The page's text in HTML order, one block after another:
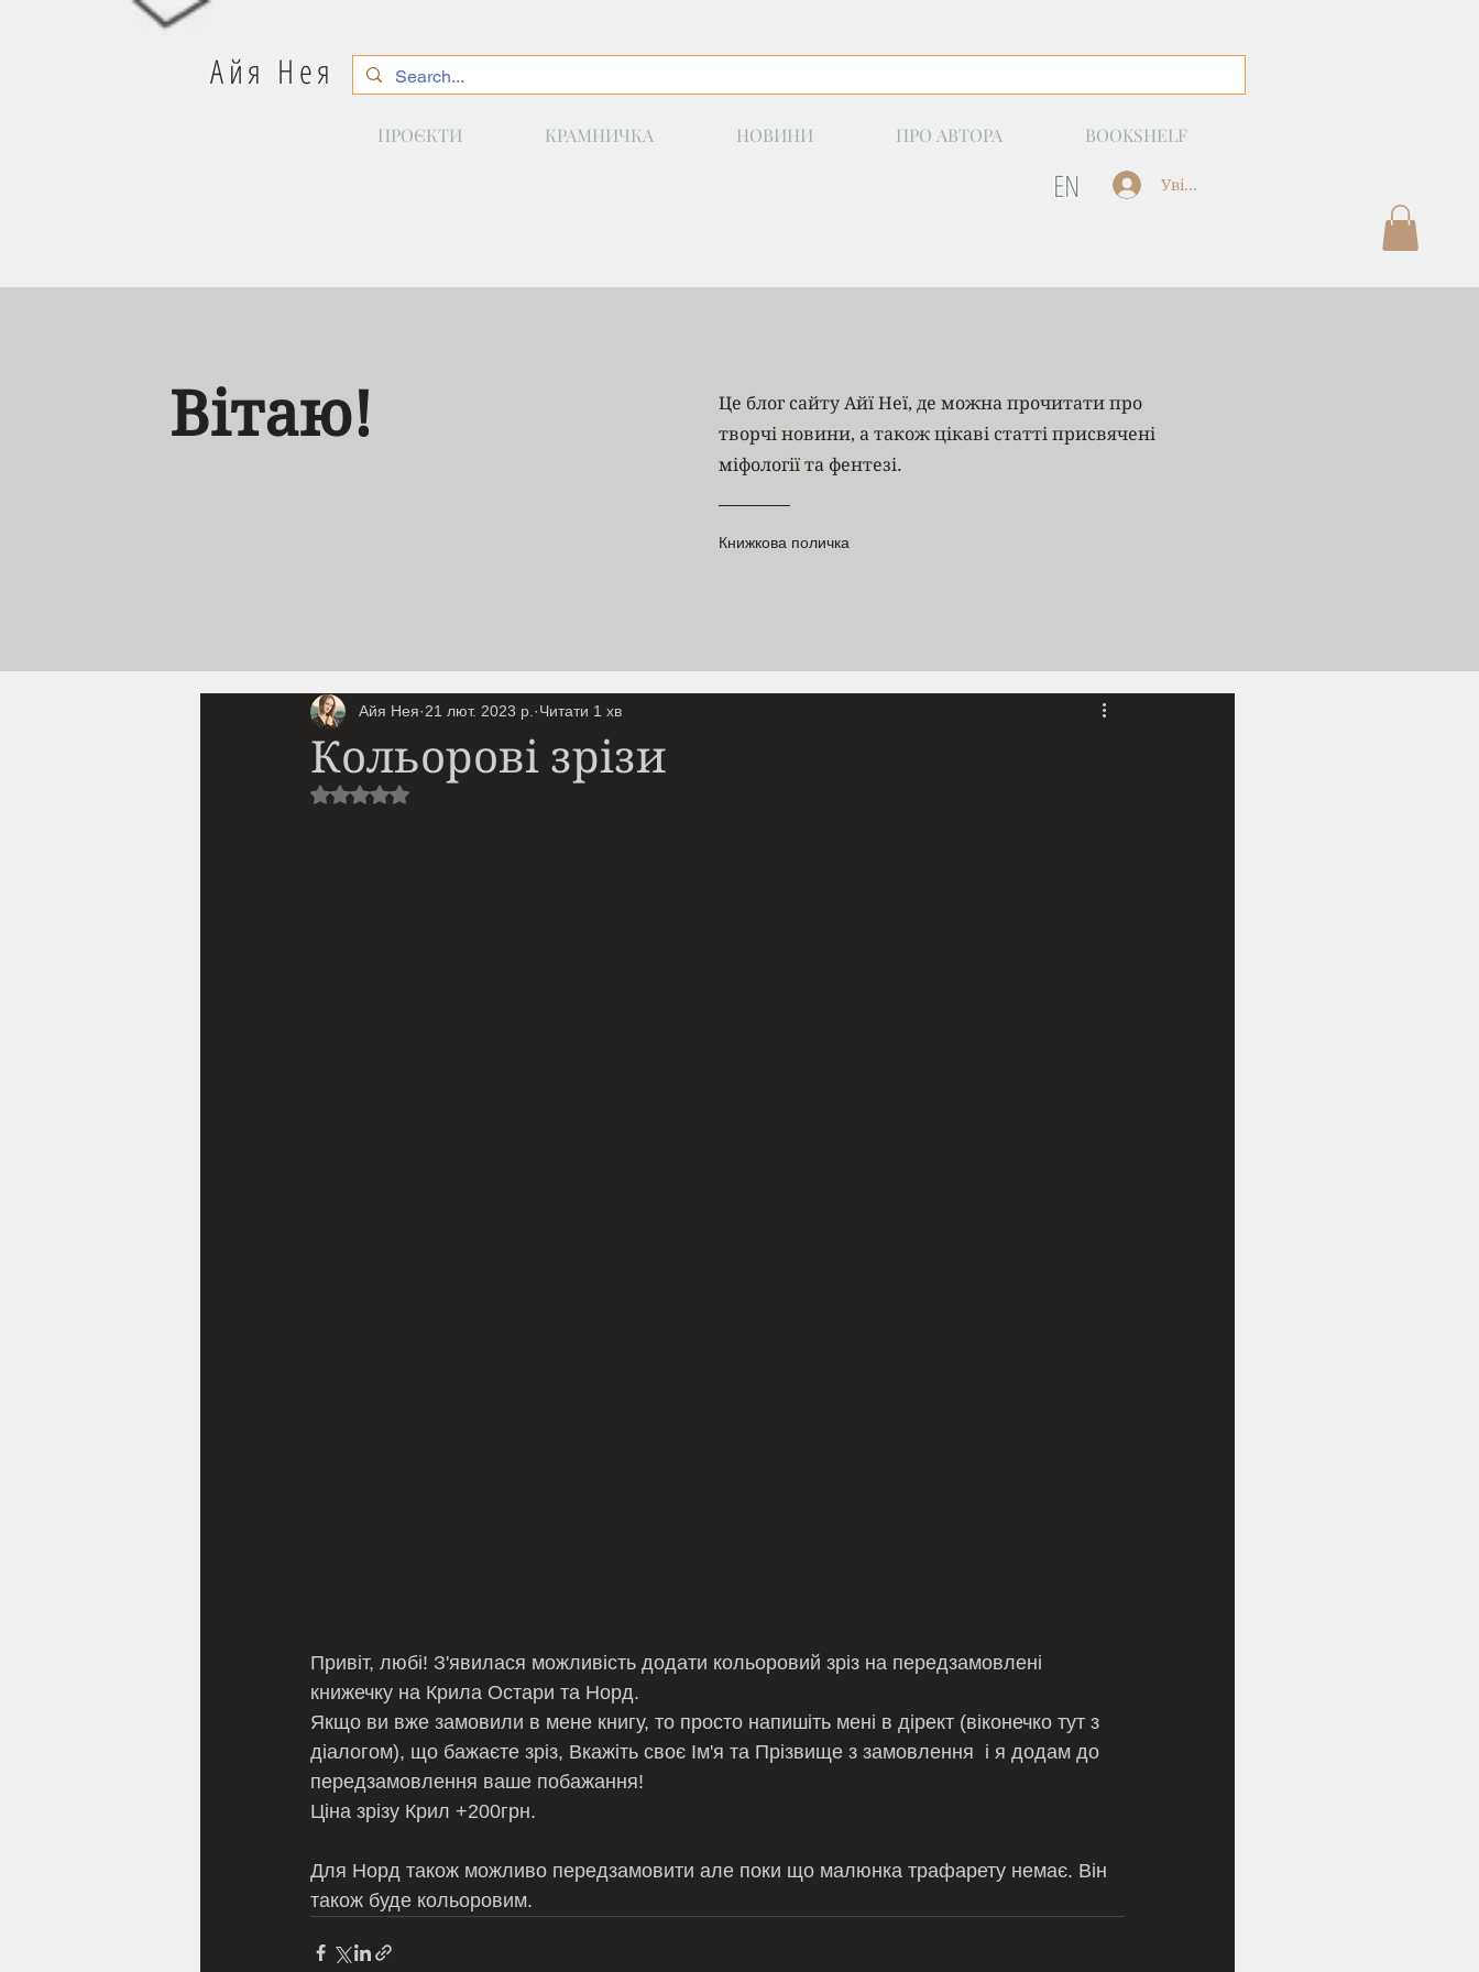
Айя Нея
ПРОЄКТИ КРАМНИЧКА НОВИНИ ПРО АВТОРА BOOKSHELF
EN Увійти
Вітаю!
Це блог сайту Айї Неї, де можна прочитати про
творчі новини, а також цікаві статті присвячені
міфології та фентезі.
Книжкова поличка
Кольорові зрізи
Айя Нея 21 лют. 2023 р. Читати 1 хв
Оцінка: NaN з 5 зірок.
Привіт, любі! З'явилася можливість додати кольоровий зріз на передзамовлені
книжечку на Крила Остари та Норд.
Якщо ви вже замовили в мене книгу, то просто напишіть мені в дірект (віконечко тут з
діалогом), що бажаєте зріз, Вкажіть своє Ім'я та Прізвище з замовлення  і я додам до
передзамовлення ваше побажання!
Ціна зрізу Крил +200грн.
Для Норд також можливо передзамовити але поки що малюнка трафарету немає. Він
також буде кольоровим.